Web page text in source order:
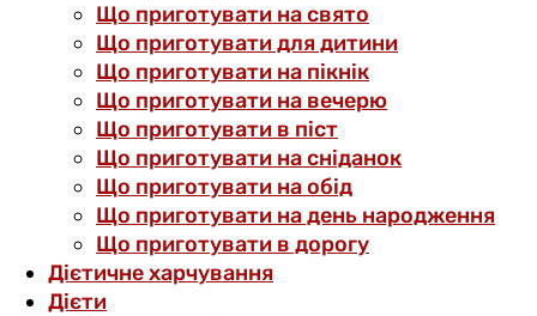
Що приготувати на свято
Що приготувати для дитини
Що приготувати на пікнік
Що приготувати на вечерю
Що приготувати в піст
Що приготувати на сніданок
Що приготувати на обід
Що приготувати на день народження
Що приготувати в дорогу
Дієтичне харчування
Дієти